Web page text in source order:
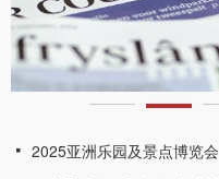
넷 2025亚洲乐园及景点博览会